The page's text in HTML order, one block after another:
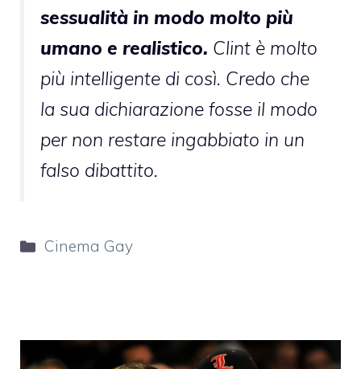
sessualità in modo molto più
umano e realistico. Clint è molto
più intelligente di così. Credo che
la sua dichiarazione fosse il modo
per non restare ingabbiato in un
falso dibattito.
Categorie
Cinema Gay